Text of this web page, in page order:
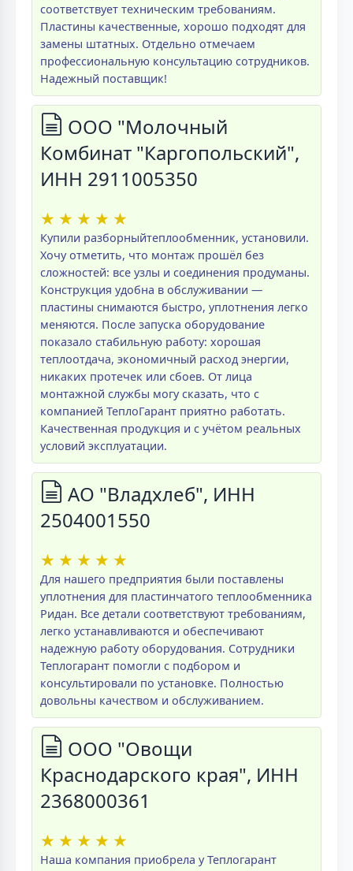
соответствует техническим требованиям.
Пластины качественные, хорошо подходят для
замены штатных. Отдельно отмечаем
профессиональную консультацию сотрудников.
Надежный поставщик!
ООО "Молочный
Комбинат "Каргопольский",
ИНН 2911005350
★ ★ ★ ★ ★
Купили разборныйтеплообменник, установили.
Хочу отметить, что монтаж прошёл без
сложностей: все узлы и соединения продуманы.
Конструкция удобна в обслуживании —
пластины снимаются быстро, уплотнения легко
меняются. После запуска оборудование
показало стабильную работу: хорошая
теплоотдача, экономичный расход энергии,
никаких протечек или сбоев. От лица
монтажной службы могу сказать, что с
компанией ТеплоГарант приятно работать.
Качественная продукция и с учётом реальных
условий эксплуатации.
АО "Владхлеб", ИНН
2504001550
★ ★ ★ ★ ★
Для нашего предприятия были поставлены
уплотнения для пластинчатого теплообменника
Ридан. Все детали соответствуют требованиям,
легко устанавливаются и обеспечивают
надежную работу оборудования. Сотрудники
Теплогарант помогли с подбором и
консультировали по установке. Полностью
довольны качеством и обслуживанием.
ООО "Овощи
Краснодарского края", ИНН
2368000361
★ ★ ★ ★ ★
Наша компания приобрела у Теплогарант